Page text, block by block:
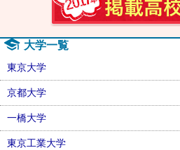
大学一覧
東京大学
京都大学
一橋大学
東京工業大学